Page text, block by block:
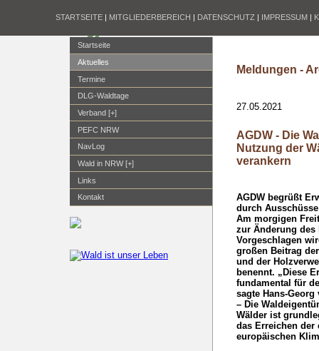
STARTSEITE | MITGLIEDERBEREICH | DATENSCHUTZ | IMPRESSUM |
Startseite
Aktuelles
Termine
DLG-Waldtage
Verband [+]
PEFC NRW
NavLog
Wald in NRW [+]
Links
Kontakt
Meldungen -
27.05.2021
AGDW - Die
Nutzung der
verankern
AGDW begrüßt
durch
Am morgigen
zur Änderung
Vorgeschlagen
großen Beitrag
und der
benennt. „Diese
fundamental für
sagte Hans-
– Die
Wälder ist
das Erreichen
europäischen